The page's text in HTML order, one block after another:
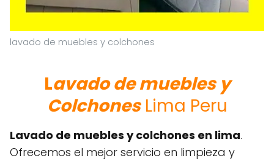
lavado de muebles y colchones
Lavado de muebles y
ColchonesLima Peru
Lavado de muebles y colchones en lima.
Ofrecemos el mejor servicio en limpieza y